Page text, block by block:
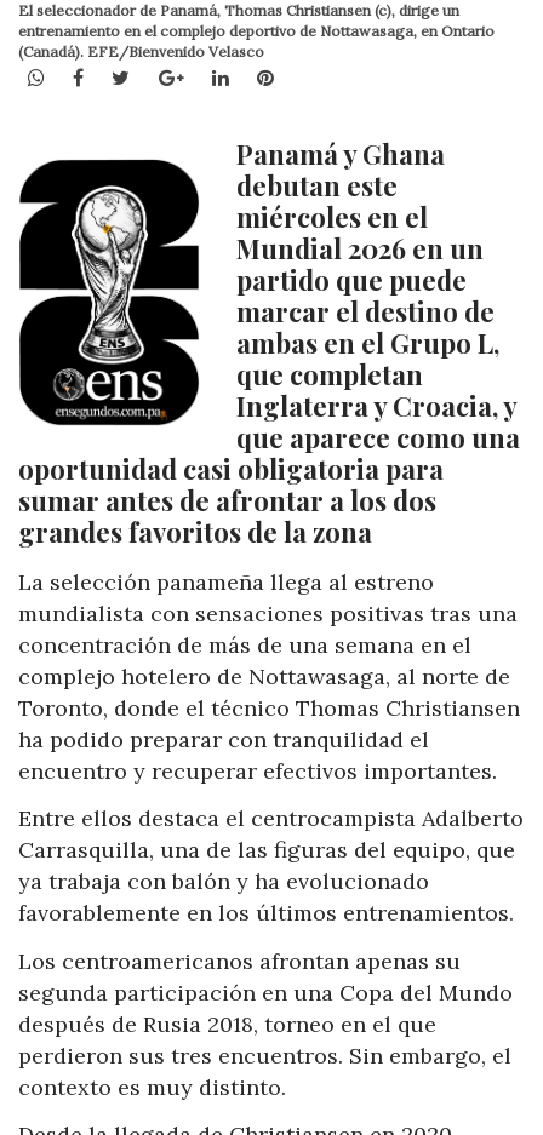
El seleccionador de Panamá, Thomas Christiansen (c), dirige un
entrenamiento en el complejo deportivo de Nottawasaga, en Ontario
(Canadá). EFE/Bienvenido Velasco
WhatsApp
Facebook
TwitterGoogle+LinkedInPinterest
Panamá y Ghana
debutan este
miércoles en el
Mundial 2026 en un
partido que puede
marcar el destino de
ambas en el Grupo L,
que completan
Inglaterra y Croacia, y
que aparece como una
oportunidad casi obligatoria para
sumar antes de afrontar a los dos
grandes favoritos de la zona
La selección panameña llega al estreno
mundialista con sensaciones positivas tras una
concentración de más de una semana en el
complejo hotelero de Nottawasaga, al norte de
Toronto, donde el técnico Thomas Christiansen
ha podido preparar con tranquilidad el
encuentro y recuperar efectivos importantes.
Entre ellos destaca el centrocampista Adalberto
Carrasquilla, una de las figuras del equipo, que
ya trabaja con balón y ha evolucionado
favorablemente en los últimos entrenamientos.
Los centroamericanos afrontan apenas su
segunda participación en una Copa del Mundo
después de Rusia 2018, torneo en el que
perdieron sus tres encuentros. Sin embargo, el
contexto es muy distinto.